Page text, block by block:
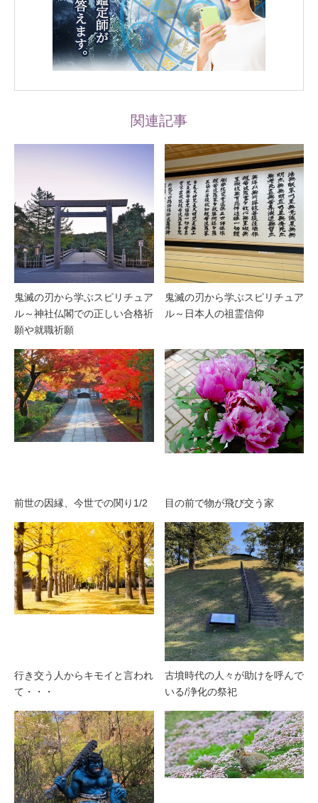
関連記事
鬼滅の刃から学ぶスピリチュア
ル～神社仏閣での正しい合格祈
願や就職祈願
鬼滅の刃から学ぶスピリチュア
ル～日本人の祖霊信仰
前世の因縁、今世での関り1/2 目の前で物が飛び交う家
行き交う人からキモイと言われ
て・・・
古墳時代の人々が助けを呼んで
いる/浄化の祭祀